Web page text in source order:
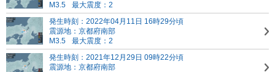
M3.5
最大震度：2
発生時刻：2022年04月11日 16時29分頃
震源地：京都府南部
M3.5
最大震度：2
発生時刻：2021年12月29日 09時22分頃
震源地：京都府南部